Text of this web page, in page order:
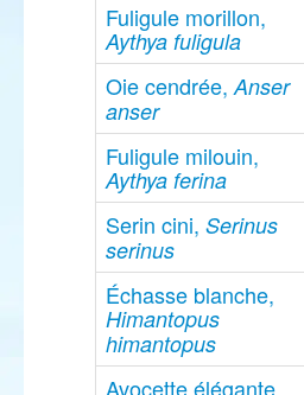
Fuligule morillon,
Aythya fuligula
Oie cendrée,Anser
anser
Fuligule milouin,
Aythya ferina
Serin cini, Serinus
serinus
Échasse blanche,
Himantopus
himantopus
Avocette élégante,